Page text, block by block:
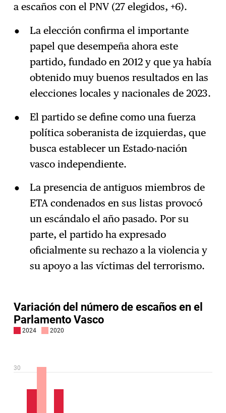
a escaños con el PNV (27 elegidos, +6).
La elección confirma el importante
papel que desempeña ahora este
partido, fundado en 2012 y que ya había
obtenido muy buenos resultados en las
elecciones locales y nacionales de 2023.
El partido se define como una fuerza
política soberanista de izquierdas, que
busca establecer un Estado-nación
vasco independiente.
La presencia de antiguos miembros de
ETA condenados en sus listas provocó
un escándalo el año pasado. Por su
parte, el partido ha expresado
oficialmente su rechazo a la violencia y
su apoyo a las víctimas del terrorismo.